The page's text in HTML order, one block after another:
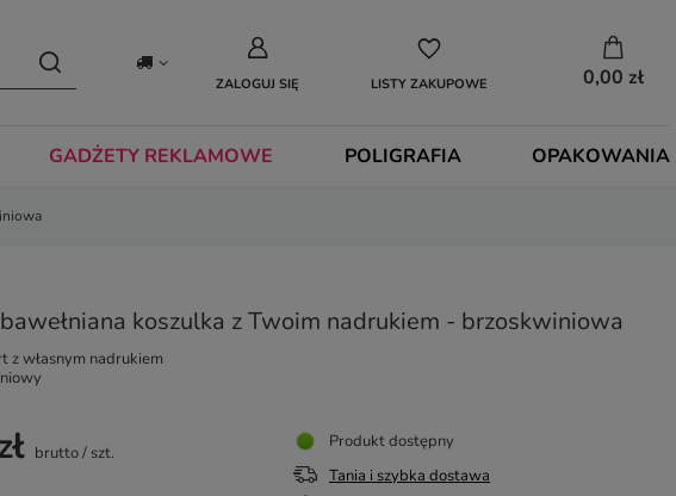
ZALOGUJ SIĘ LISTY ZAKUPOWE 0,00 zł
GADŻETY REKLAMOWE POLIGRAFIA OPAKOWANIA
koszulka z Twoim nadrukiem - brzoskwiniowa
z własnym nadrukiem
brutto/ szt.
Produkt dostępny
Tania i szybka dostawa